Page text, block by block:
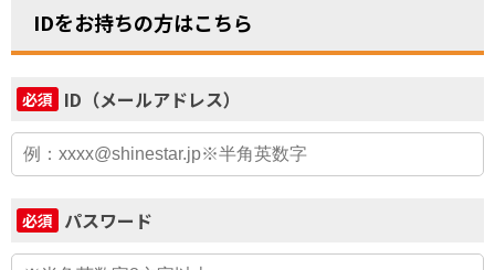
IDをお持ちの方はこちら
必須 ID（メールアドレス）
必須 パスワード